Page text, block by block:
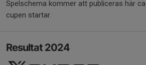
Spelschema kommer att publiceras här
cupen startar.
Resultat 2024